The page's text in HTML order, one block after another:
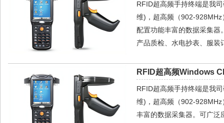
RFID超高频手持终端是我
维)，超高频（902-
配置功能丰富的数据采集器
产品质检、水电抄表、服
RFID超高频Windows
RFID超高频手持终端是我
维)，超高频（902-
丰富的数据采集器。可广泛